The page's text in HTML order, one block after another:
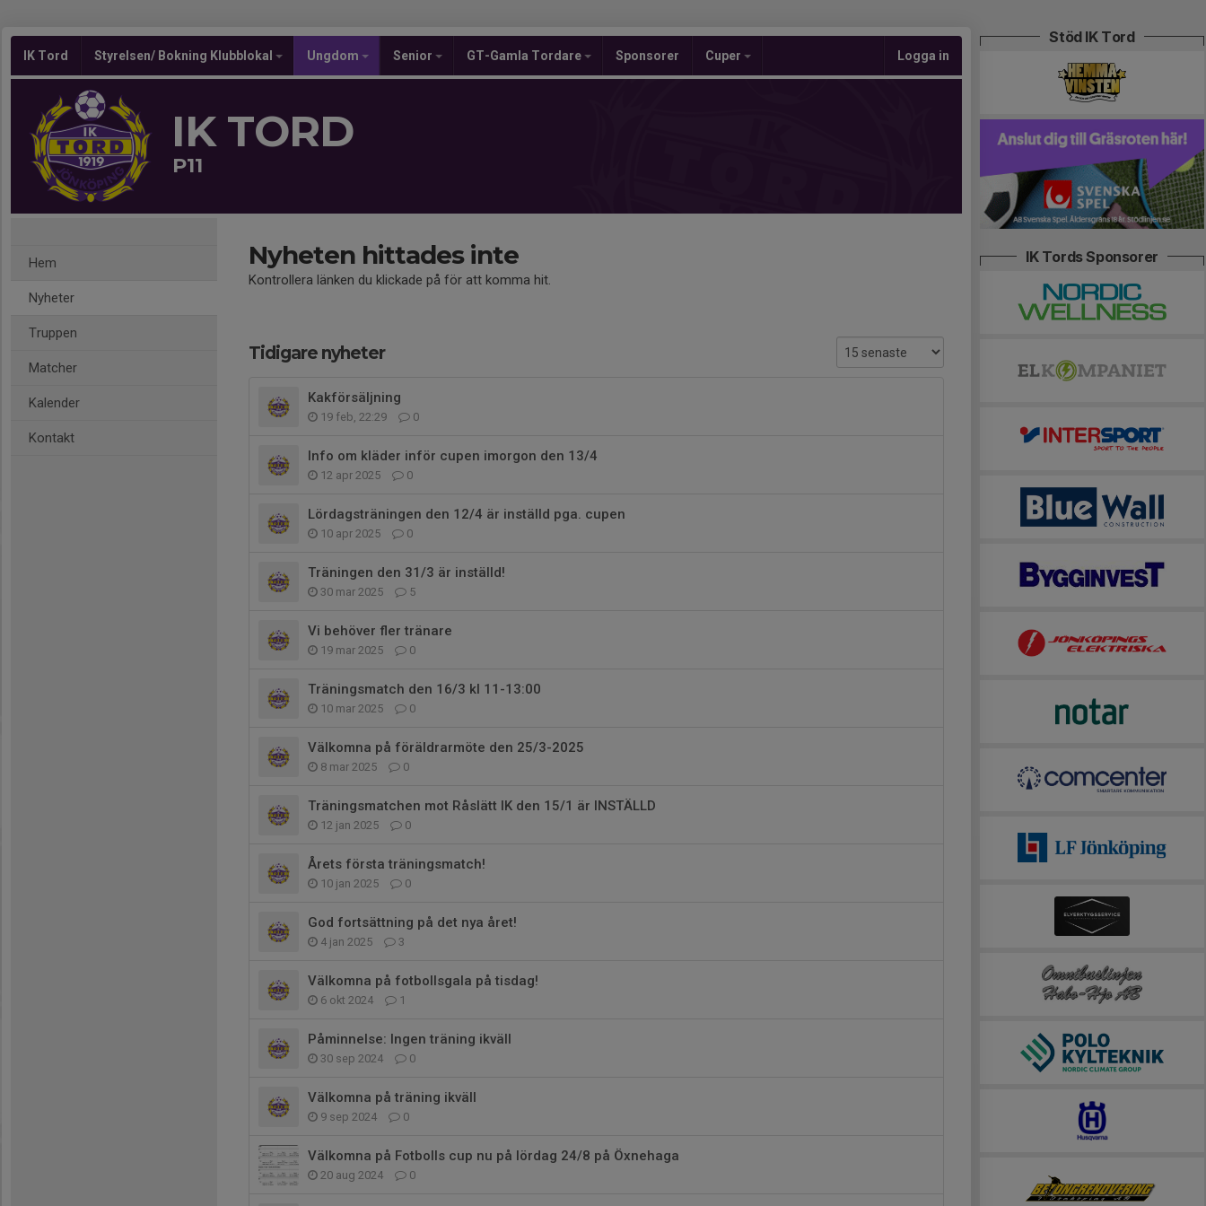
IK Tord Styrelsen/ Bokning Klubblokal Ungdom Senior GT-Gamla Tordare Sponsorer Cuper Logga in
IK TORD
P11
Hem
Nyheter
Truppen
Matcher
Kalender
Kontakt
Nyheten hittades inte
Kontrollera länken du klickade på för att komma hit.
Tidigare nyheter
Kakförsäljning
19 feb, 22:29 0
Info om kläder inför cupen imorgon den 13/4
12 apr 2025 0
Lördagsträningen den 12/4 är inställd pga. cupen
10 apr 2025 0
Träningen den 31/3 är inställd!
30 mar 2025 5
Vi behöver fler tränare
19 mar 2025 0
Träningsmatch den 16/3 kl 11-13:00
10 mar 2025 0
Välkomna på föräldrarmöte den 25/3-2025
8 mar 2025 0
Träningsmatchen mot Råslätt IK den 15/1 är INSTÄLLD
12 jan 2025 0
Årets första träningsmatch!
10 jan 2025 0
God fortsättning på det nya året!
4 jan 2025 3
Välkomna på fotbollsgala på tisdag!
6 okt 2024 1
Påminnelse: Ingen träning ikväll
30 sep 2024 0
Välkomna på träning ikväll
9 sep 2024 0
Välkomna på Fotbolls cup nu på lördag 24/8 på Öxnehaga
20 aug 2024 0
Stöd IK Tord
IK Tords Sponsorer